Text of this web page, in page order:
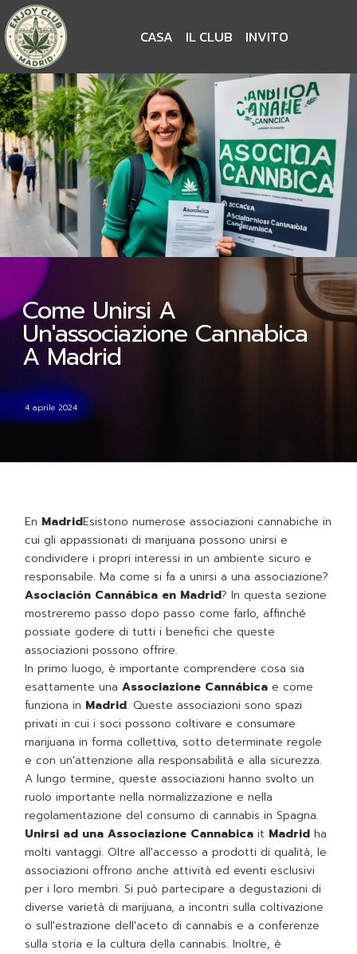
CASA IL CLUB INVITO
Come Unirsi A
Un'associazione Cannabica
A Madrid
4 aprile 2024
En MadridEsistono numerose associazioni cannabiche in
cui gli appassionati di marijuana possono unirsi e
condividere i propri interessi in un ambiente sicuro e
responsabile. Ma come si fa a unirsi a una associazione?
Asociación Cannábica en Madrid? In questa sezione
mostreremo passo dopo passo come farlo, affinché
possiate godere di tutti i benefici che queste
associazioni possono offrire.
In primo luogo, è importante comprendere cosa sia
esattamente unaAssociazione Cannábica e come
funziona in Madrid. Queste associazioni sono spazi
privati in cui i soci possono coltivare e consumare
marijuana in forma collettiva, sotto determinate regole
e con un'attenzione alla responsabilità e alla sicurezza.
A lungo termine, queste associazioni hanno svolto un
ruolo importante nella normalizzazione e nella
regolamentazione del consumo di cannabis in Spagna.
Unirsi ad una Associazione Cannabica it Madrid ha
molti vantaggi. Oltre all'accesso a prodotti di qualità, le
associazioni offrono anche attività ed eventi esclusivi
per i loro membri. Si può partecipare a degustazioni di
diverse varietà di marijuana, a incontri sulla coltivazione
o sull'estrazione dell'aceto di cannabis e a conferenze
sulla storia e la cultura della cannabis. Inoltre, è